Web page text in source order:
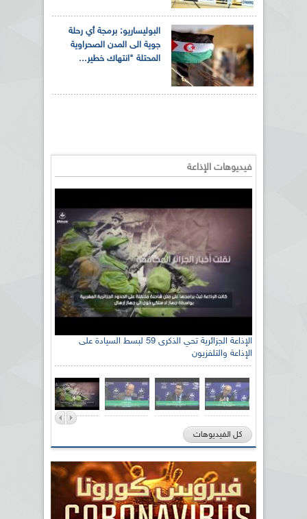
البوليساريو: برمجة أي رحلة
جوية الى المدن الصحراوية
المحتلة "انتهاك خطير...
فيديوهات الإذاعة
الإذاعة الجزائرية تحي الذكرى 59 لبسط السيادة على
الإذاعة والتلفزيون
كل الفيديوهات